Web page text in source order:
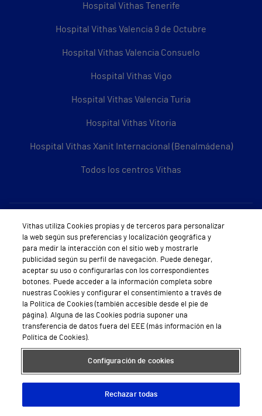
Hospital Vithas Tenerife
Hospital Vithas Valencia 9 de Octubre
Hospital Vithas Valencia Consuelo
Hospital Vithas Vigo
Hospital Vithas Valencia Turia
Hospital Vithas Vitoria
Hospital Vithas Xanit Internacional (Benalmádena)
Todos los centros Vithas
Sobre Vithas
Quiénes somos
Trabajar en Vithas
Teléfono Cita Médica
Teléfono Atención al Cliente
Política de seguridad y salud en el trabajo
Conoce a Supervita
Aviso Legal Política de cookies Política de privacidad Mapa web Protección de datos
Vithas utiliza Cookies propias y de terceros para personalizar
la web según sus preferencias y localización geográfica y
para medir la interacción con el sitio web y mostrarle
publicidad según su perfil de navegación. Puede denegar,
aceptar su uso o configurarlas con los correspondientes
botones. Puede acceder a la información completa sobre
nuestras Cookies y configurar el consentimiento a través de
la Política de Cookies (también accesible desde el pie de
página). Alguna de las Cookies podría suponer una
transferencia de datos fuera del EEE (más información en la
Política de Cookies).
Configuración de cookies
Rechazar todas